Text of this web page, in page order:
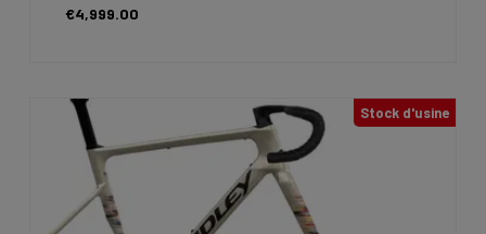
€4,999.00
Stock d'usine